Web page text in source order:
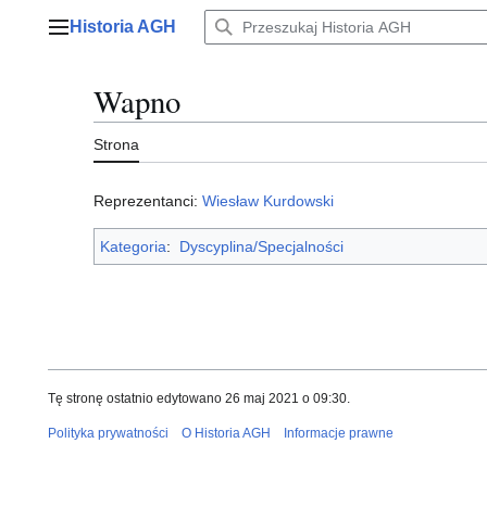
Menu główne
Historia AGH
Wapno
Strona
Reprezentanci: Wiesław Kurdowski
Kategoria: Dyscyplina/Specjalności
Tę stronę ostatnio edytowano 26 maj 2021 o 09:30.
Polityka prywatności O Historia AGH Informacje prawne